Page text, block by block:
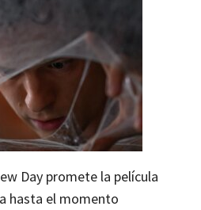
Day promete la película
hasta el momento